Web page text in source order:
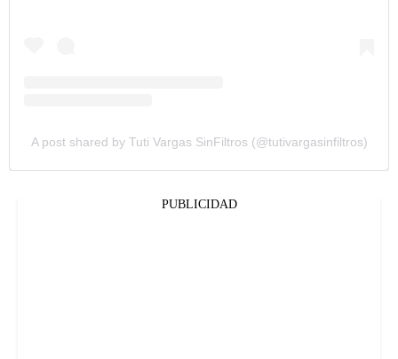
A post shared by Tuti Vargas SinFiltros (@tutivargasinfiltros)
PUBLICIDAD